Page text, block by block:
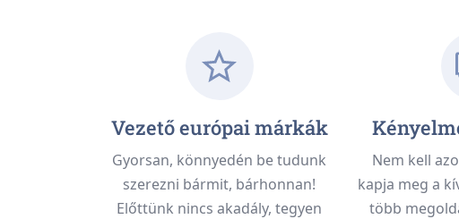
Vezető európai márkák
Gyorsan, könnyedén be tudunk
szerezni bármit, bárhonnan!
Előttünk nincs akadály, tegyen
Nem kell
kapja meg a
több